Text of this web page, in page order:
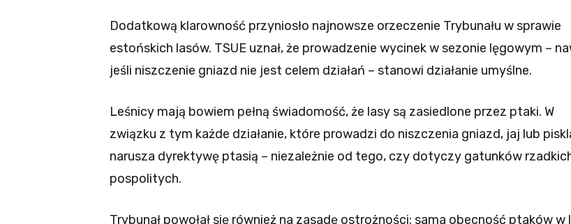
Dodatkową klarowność przyniosło najnowsze orzeczenie Trybunału w sprawie
estońskich lasów. TSUE uznał, że prowadzenie wycinek w sezonie lęgowym –
jeśli niszczenie gniazd nie jest celem działań – stanowi działanie umyślne.
Leśnicy mają bowiem pełną świadomość, że lasy są zasiedlone przez ptaki. W
związku z tym każde działanie, które prowadzi do niszczenia gniazd, jaj lub
narusza dyrektywę ptasią – niezależnie od tego, czy dotyczy gatunków
pospolitych.
Trybunał powołał się również na zasadę ostrożności: sama obecność ptaków w